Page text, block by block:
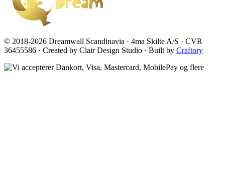
© 2018-2026 Dreamwall Scandinavia · 4ma Skilte A/S · CVR
36455586 · Created by Clair Design Studio · Built by Craftory